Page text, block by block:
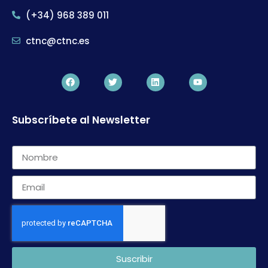
(+34) 968 389 011
ctnc@ctnc.es
Subscríbete al Newsletter
Suscribir